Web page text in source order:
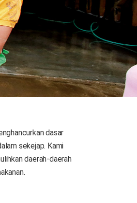
dasar
sekejap. Kami
daerah-daerah